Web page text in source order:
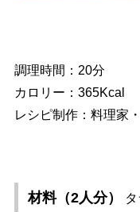
調理時間：20分
カロリー：365Kcal
レシピ制作：料理家
材料（2人分）